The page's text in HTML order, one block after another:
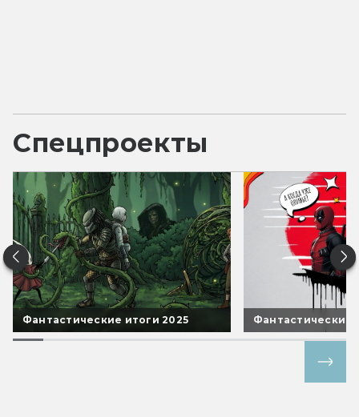
Спецпроекты
Фантастические итоги 2025 Фантастические